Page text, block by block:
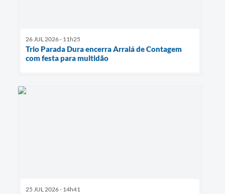
26 JUL 2026 - 11h25
Trio Parada Dura encerra Arraiá de Contagem
com festa para multidão
25 JUL 2026 - 14h41